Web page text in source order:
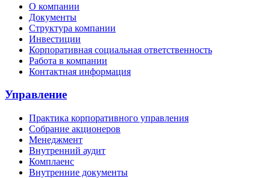
О компании
Документы
Структура компании
Инвестиции
Корпоративная социальная ответственность
Работа в компании
Контактная информация
Управление
Практика корпоративного управления
Собрание акционеров
Менеджмент
Внутренний аудит
Комплаенс
Внутренние документы